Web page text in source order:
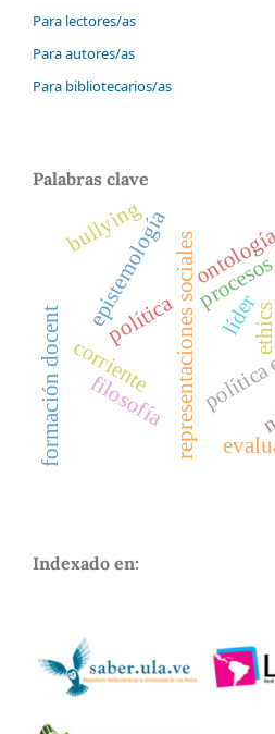
Para lectores/as
Para autores/as
Para bibliotecarios/as
Palabras clave
representaciones sociales líder
política ethics
epistemología
corriente
filosofía
formación docent
bullying
Indexado en: